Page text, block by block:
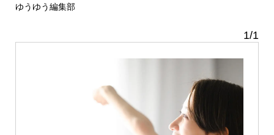
ゆうゆう編集部
1/1